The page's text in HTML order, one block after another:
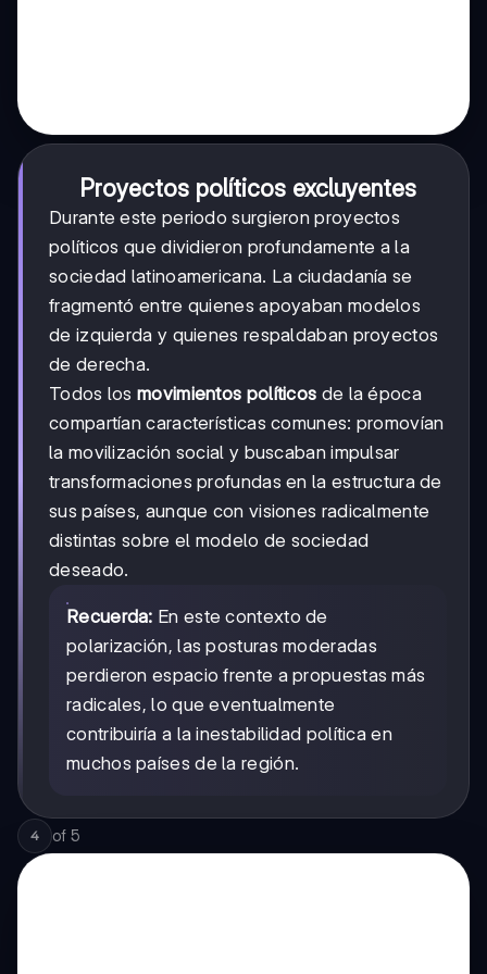
Proyectos políticos excluyentes
Durante este periodo surgieron proyectos
políticos que dividieron profundamente a la
sociedad latinoamericana. La ciudadanía se
fragmentó entre quienes apoyaban modelos
de izquierda y quienes respaldaban proyectos
de derecha.
Todos los movimientos políticos de la época
compartían características comunes: promovían
la movilización social y buscaban impulsar
transformaciones profundas en la estructura de
sus países, aunque con visiones radicalmente
distintas sobre el modelo de sociedad
deseado.
Recuerda: En este contexto de
polarización, las posturas moderadas
perdieron espacio frente a propuestas más
radicales, lo que eventualmente
contribuiría a la inestabilidad política en
muchos países de la región.
4 of 5